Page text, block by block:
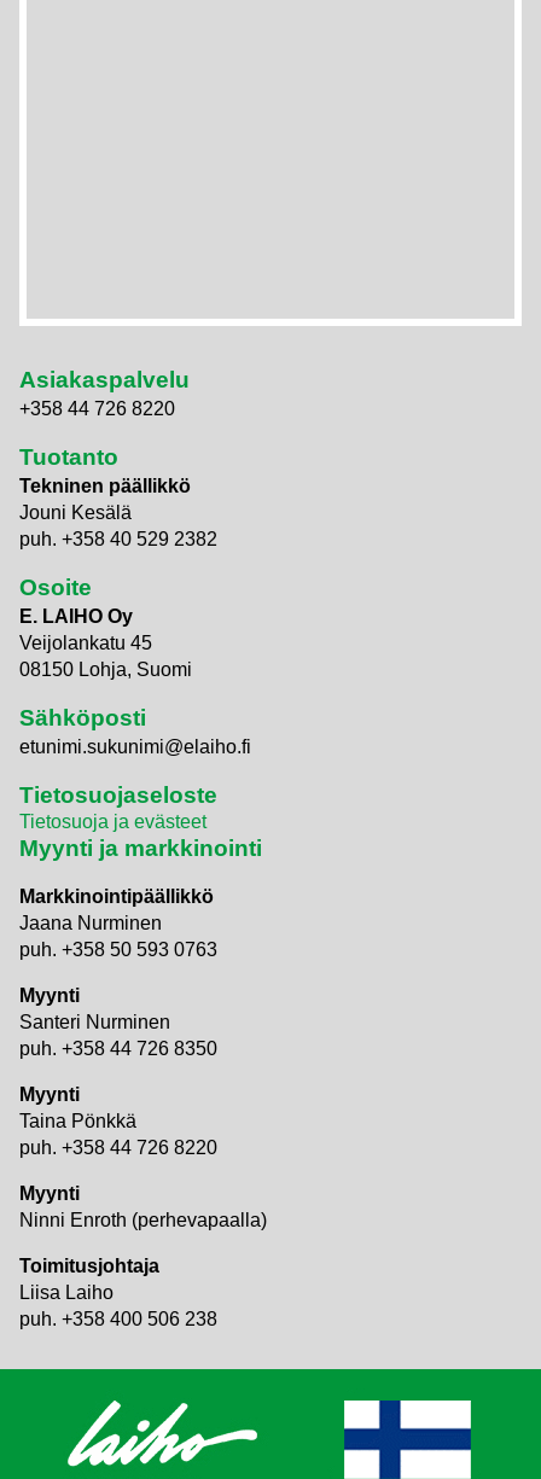
Asiakaspalvelu
+358 44 726 8220
Tuotanto
Tekninen päällikkö
Jouni Kesälä
puh. +358 40 529 2382
Osoite
E. LAIHO Oy
Veijolankatu 45
08150 Lohja, Suomi
Sähköposti
etunimi.sukunimi@elaiho.fi
Tietosuojaseloste
Tietosuoja ja evästeet
Myynti ja markkinointi
Markkinointipäällikkö
Jaana Nurminen
puh. +358 50 593 0763
Myynti
Santeri Nurminen
puh. +358 44 726 8350
Myynti
Taina Pönkkä
puh. +358 44 726 8220
Myynti
Ninni Enroth (perhevapaalla)
Toimitusjohtaja
Liisa Laiho
puh. +358 400 506 238